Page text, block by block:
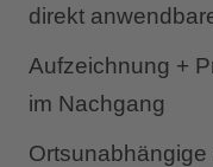
direkt
Aufzeichnung +
im Nachgang